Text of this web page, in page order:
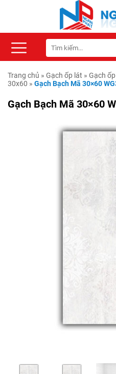
Trang chủ » Gạch ốp lát » Gạch
30x60 » Gạch Bạch Mã 30×60
Gạch Bạch Mã 30×60